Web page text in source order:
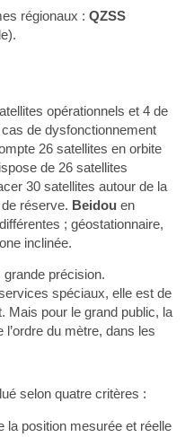
régionaux :QZSS
opérationnels et 4 de
de dysfonctionnement
26 satellites en orbite
de 26 satellites
30 satellites autour de la
réserve. Beidou en
; géostationnaire,
inclinée.
précision.
spéciaux, elle est de
Mais pour le grand public, la
du mètre, dans les
selon quatre critères :
la position mesurée et réelle